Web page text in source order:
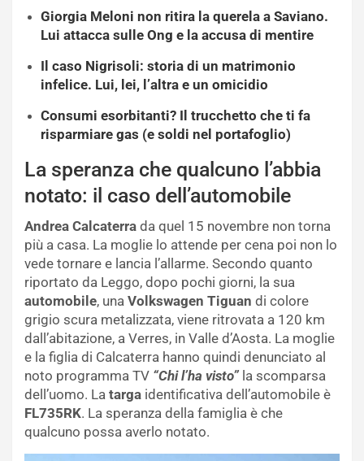
Giorgia Meloni non ritira la querela a Saviano.
Lui attacca sulle Ong e la accusa di mentire
Il caso Nigrisoli: storia di un matrimonio
infelice. Lui, lei, l’altra e un omicidio
Consumi esorbitanti? Il trucchetto che ti fa
risparmiare gas (e soldi nel portafoglio)
La speranza che qualcuno l’abbia
notato: il caso dell’automobile
Andrea Calcaterra da quel 15 novembre non torna
più a casa. La moglie lo attende per cena poi non lo
vede tornare e lancia l’allarme. Secondo quanto
riportato da Leggo, dopo pochi giorni, la sua
automobile, una Volkswagen Tiguan di colore
grigio scura metalizzata, viene ritrovata a 120 km
dall’abitazione, a Verres, in Valle d’Aosta. La moglie
e la figlia di Calcaterra hanno quindi denunciato al
noto programma TV “Chi l’ha visto” la scomparsa
dell’uomo. La targa identificativa dell’automobile è
FL735RK. La speranza della famiglia è che
qualcuno possa averlo notato.